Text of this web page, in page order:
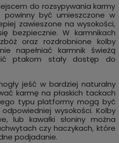
do rozsypywania karmy
być umieszczone w
zawieszone na wysokości,
bezpiecznie. W karmnikach
oraz rozdrobnione kolby
napełniać karmnik świeżą
ptakom stały dostęp do
jeść w bardziej naturalny
karmę na płaskich tackach
typu platformy mogą być
wysokości. Kolby
lub kawałki słoniny można
czy haczykach, które
podjadanie.